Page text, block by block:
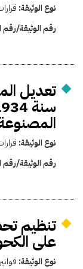
نوع الوثيقة:
رقم الوثيقة/
نوع الوثيقة:
رقم الوثيقة/
تنظيم
على
نوع الوثيقة: